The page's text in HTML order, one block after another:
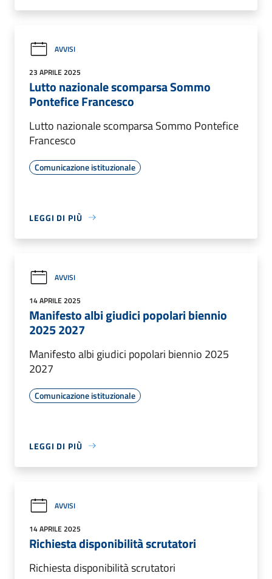
AVVISI
23 APRILE 2025
Lutto nazionale scomparsa Sommo
Pontefice Francesco
Lutto nazionale scomparsa Sommo Pontefice
Francesco
Comunicazione istituzionale
LEGGI DI PIÙ
AVVISI
14 APRILE 2025
Manifesto albi giudici popolari biennio
2025 2027
Manifesto albi giudici popolari biennio 2025
2027
Comunicazione istituzionale
LEGGI DI PIÙ
AVVISI
14 APRILE 2025
Richiesta disponibilità scrutatori
Richiesta disponibilità scrutatori